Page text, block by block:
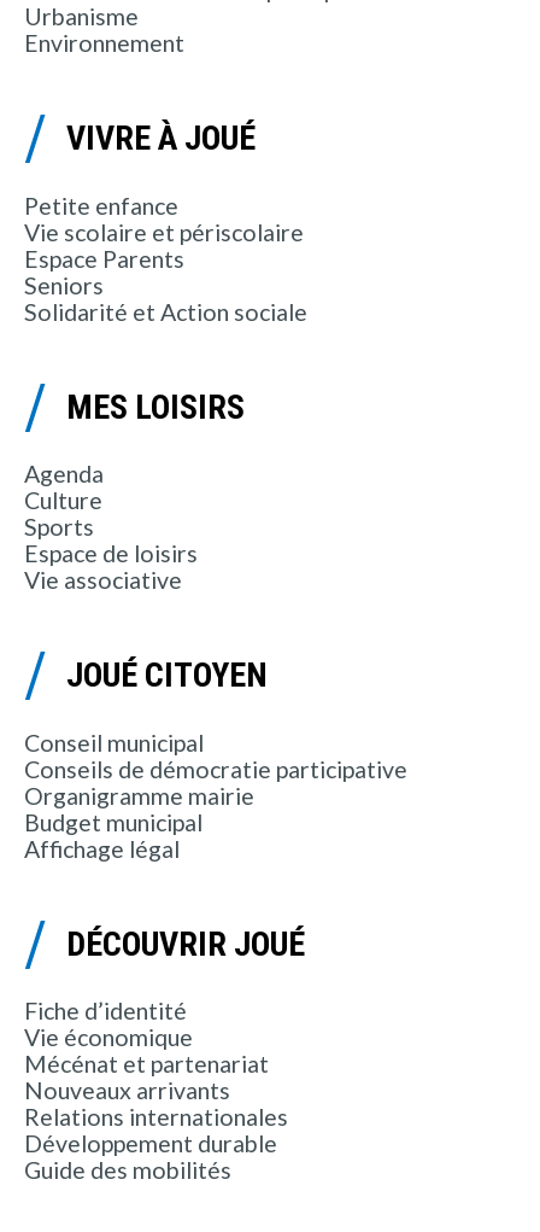
Urbanisme
Environnement
VIVRE À JOUÉ
Petite enfance
Vie scolaire et périscolaire
Espace Parents
Seniors
Solidarité et Action sociale
MES LOISIRS
Agenda
Culture
Sports
Espace de loisirs
Vie associative
JOUÉ CITOYEN
Conseil municipal
Conseils de démocratie participative
Organigramme mairie
Budget municipal
Affichage légal
DÉCOUVRIR JOUÉ
Fiche d’identité
Vie économique
Mécénat et partenariat
Nouveaux arrivants
Relations internationales
Développement durable
Guide des mobilités